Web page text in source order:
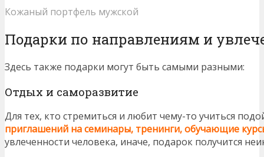
Кожаный портфель мужской
Подарки по направлениям и
Здесь также подарки могут быть самыми разными:
Отдых и саморазвитие
Для тех, кто стремиться и любит чему-то учиться
приглашений на семинары, тренинги, обучающие
увлеченности человека, иначе, подарок получится